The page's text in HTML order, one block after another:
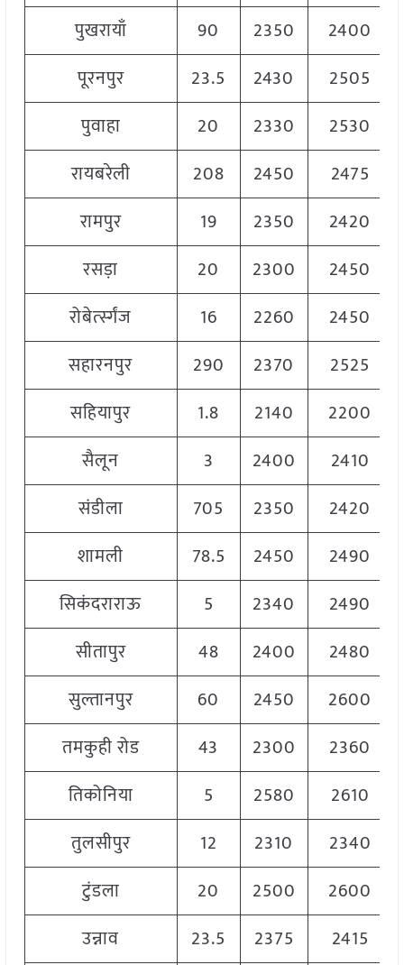
पुखरायाँ
90 2350 2400
पूरनपुर
23.5 2430 2505
पुवाहा
20 2330 2530
रायबरेली
208 2450 2475
रामपुर
19 2350 2420
रसड़ा
20 2300 2450
रोबेर्त्स्गंज
16 2260 2450
सहारनपुर
290 2370 2525
सहियापुर
1.8 2140
2200
सैलून
3 2400 2410
संडीला
705 2350 2420
शामली
78.5 2450 2490
सिकंदराराऊ
5 2340
2490
सीतापुर
48 2400 2480
सुल्तानपुर
60 2450 2600
तमकुही रोड
43 2300 2360
तिकोनिया
5 2580 2610
तुलसीपुर
12 2310 2340
टुंडला
20 2500 2600
उन्नाव
23.5 2375 2415